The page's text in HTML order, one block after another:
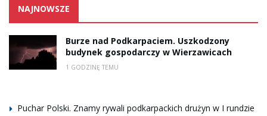
NAJNOWSZE
Burze nad Podkarpaciem. Uszkodzony
budynek gospodarczy w Wierzawicach
1 GODZINĘ TEMU
Puchar Polski. Znamy rywali podkarpackich drużyn w I rundzie